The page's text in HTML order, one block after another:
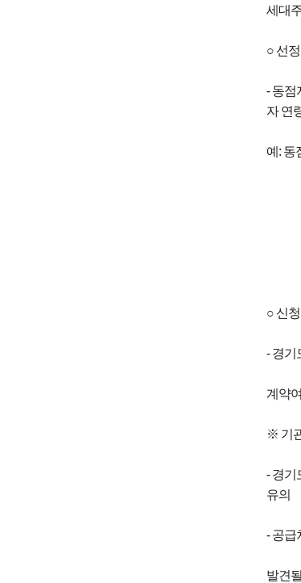
세대
○ 선
- 동점
자 연
예: 동
○ 신
- 경기
계약
※ 기
- 경기
유의
- 공급
발견